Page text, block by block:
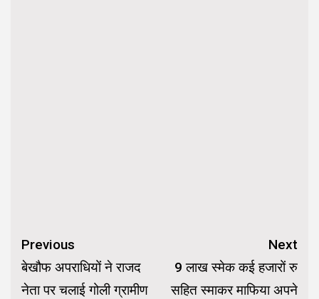
Continue
Reading
Previous
बेखौफ अपराधियों ने राजद
नेता पर चलाई गोली ग्रामीण
Next
9 लाख स्मेक कई हजारों रु
सहित स्माकर माफिया अपने